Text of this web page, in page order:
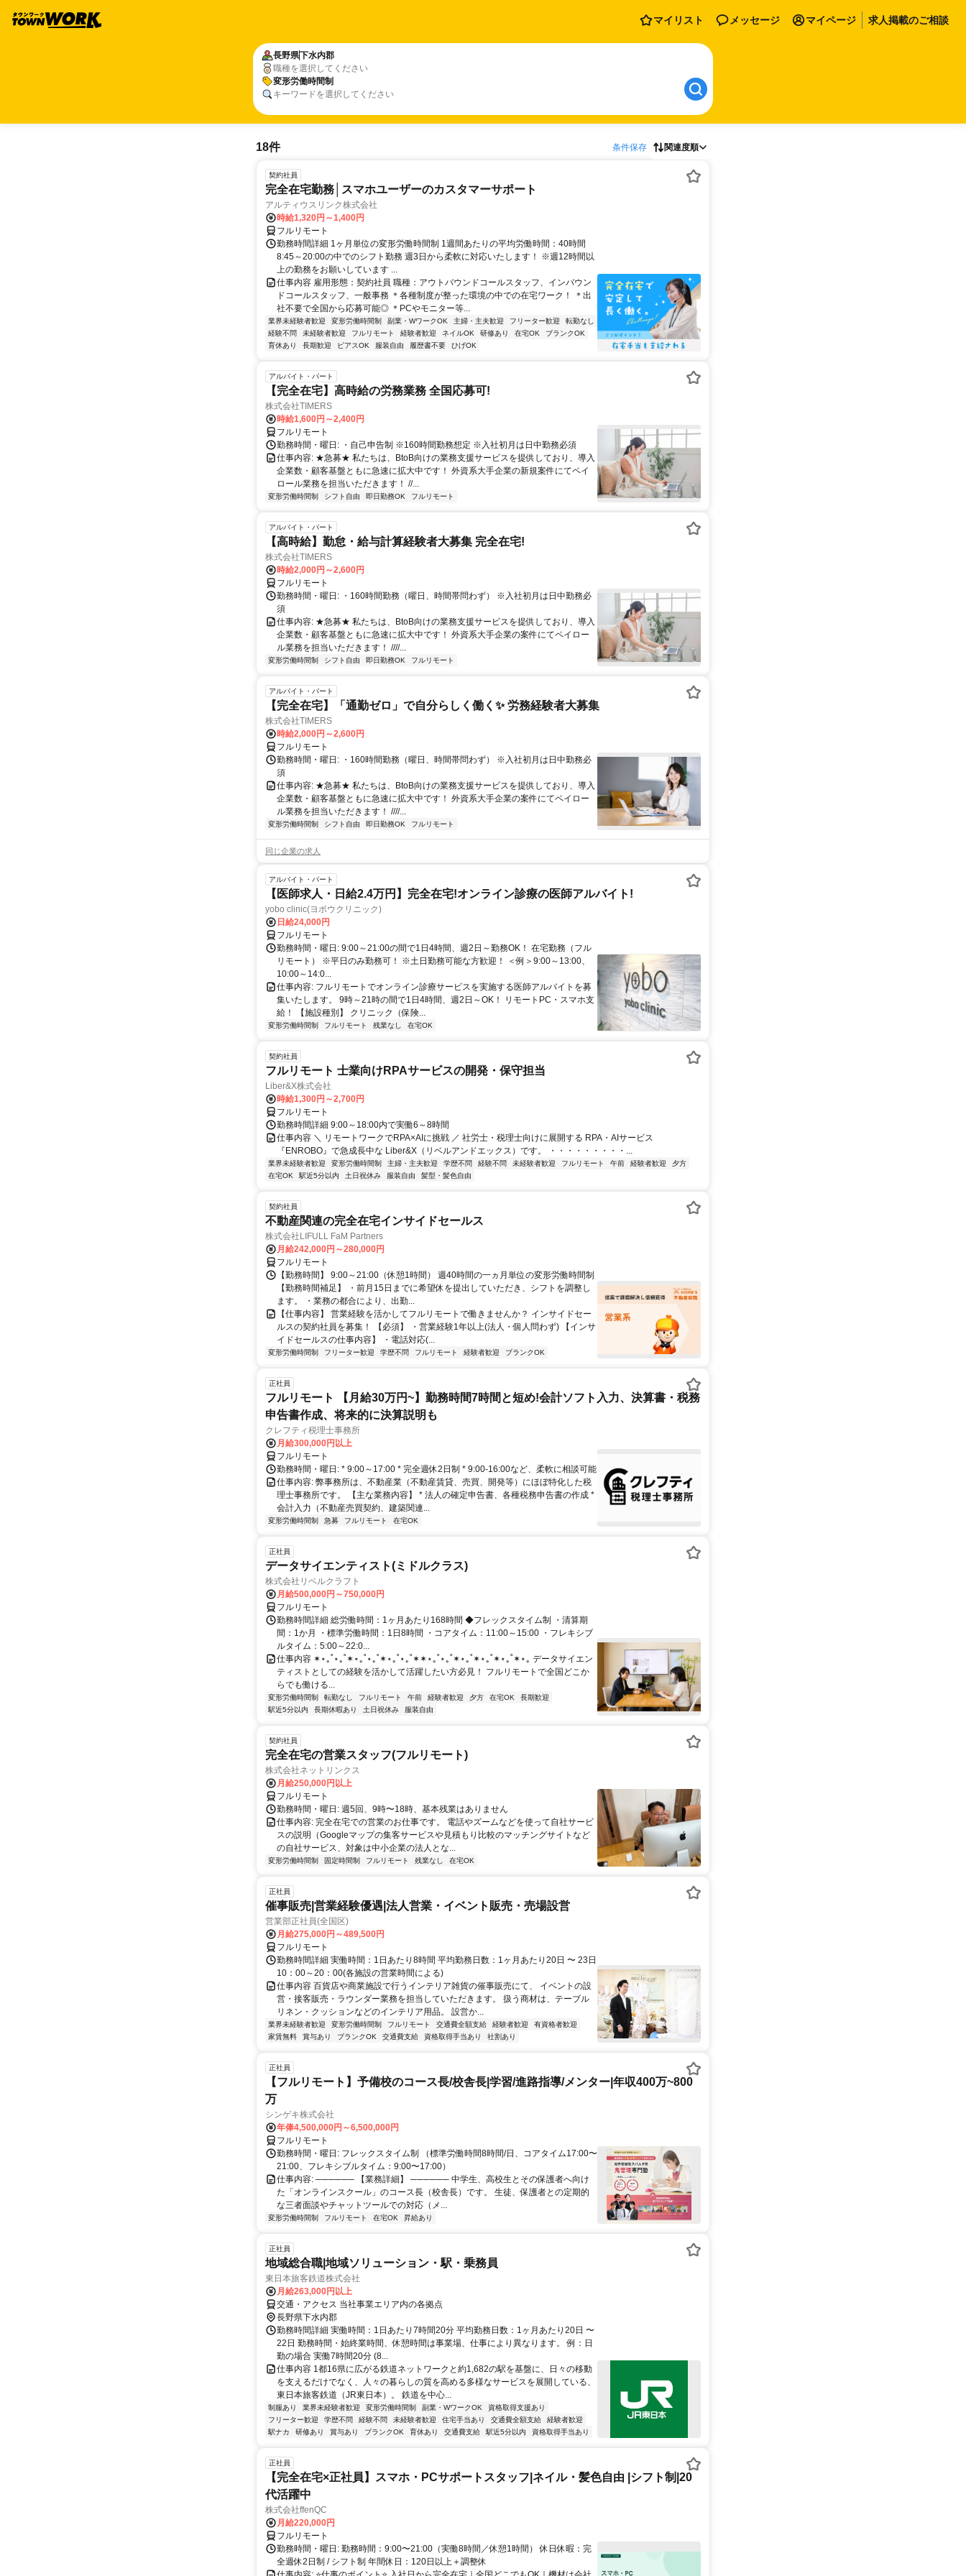
マイリスト メッセージ マイページ 求人掲載のご相談
長野県下水内郡
職種を選択してください
変形労働時間制
キーワードを選択してください
18件 条件保存 関連度順
契約社員
完全在宅勤務│スマホユーザーのカスタマーサポート
アルティウスリンク株式会社
時給1,320円～1,400円
フルリモート
勤務時間詳細 1ヶ月単位の変形労働時間制 1週間あたりの平均労働時間：40時間
8:45～20:00の中でのシフト勤務 週3日から柔軟に対応いたします！ ※週12時間以
上の勤務をお願いしています ...
仕事内容 雇用形態：契約社員 職種：アウトバウンドコールスタッフ、インバウン
ドコールスタッフ、一般事務 ＊各種制度が整った環境の中での在宅ワーク！ ＊出
社不要で全国から応募可能◎ ＊PCやモニター等...
業界未経験者歓迎 変形労働時間制 副業・WワークOK 主婦・主夫歓迎 フリーター歓迎
転勤なし
経験不問
未経験者歓迎 フルリモート 経験者歓迎 ネイルOK 研修あり 在宅OK
ブランクOK
育休あり
長期歓迎 ピアスOK 服装自由 履歴書不要 ひげOK
アルバイト・パート
【完全在宅】高時給の労務業務 全国応募可!
株式会社TIMERS
時給1,600円～2,400円
フルリモート
勤務時間・曜日: ・自己申告制 ※160時間勤務想定 ※入社初月は日中勤務必須
仕事内容: ★急募★ 私たちは、BtoB向けの業務支援サービスを提供しており、導入
企業数・顧客基盤ともに急速に拡大中です！ 外資系大手企業の新規案件にてペイ
ロール業務を担当いただきます！ //...
変形労働時間制 シフト自由 即日勤務OK フルリモート
アルバイト・パート
【高時給】勤怠・給与計算経験者大募集 完全在宅!
株式会社TIMERS
時給2,000円～2,600円
フルリモート
勤務時間・曜日: ・160時間勤務（曜日、時間帯問わず） ※入社初月は日中勤務必
須
仕事内容: ★急募★ 私たちは、BtoB向けの業務支援サービスを提供しており、導入
企業数・顧客基盤ともに急速に拡大中です！ 外資系大手企業の案件にてペイロー
ル業務を担当いただきます！ ////...
変形労働時間制 シフト自由 即日勤務OK フルリモート
アルバイト・パート
【完全在宅】「通勤ゼロ」で自分らしく働く✨ 労務経験者大募集
株式会社TIMERS
時給2,000円～2,600円
フルリモート
勤務時間・曜日: ・160時間勤務（曜日、時間帯問わず） ※入社初月は日中勤務必
須
仕事内容: ★急募★ 私たちは、BtoB向けの業務支援サービスを提供しており、導入
企業数・顧客基盤ともに急速に拡大中です！ 外資系大手企業の案件にてペイロー
ル業務を担当いただきます！ ////...
変形労働時間制 シフト自由 即日勤務OK フルリモート
同じ企業の求人
アルバイト・パート
【医師求人・日給2.4万円】完全在宅!オンライン診療の医師アルバイト!
yobo clinic(ヨボウクリニック)
日給24,000円
フルリモート
勤務時間・曜日: 9:00～21:00の間で1日4時間、週2日～勤務OK！ 在宅勤務（フル
リモート） ※平日のみ勤務可！ ※土日勤務可能な方歓迎！ ＜例＞9:00～13:00、
10:00～14:0...
仕事内容: フルリモートでオンライン診療サービスを実施する医師アルバイトを募
集いたします。 9時～21時の間で1日4時間、週2日～OK！ リモートPC・スマホ支
給！ 【施設種別】 クリニック（保険...
変形労働時間制 フルリモート 残業なし 在宅OK
契約社員
フルリモート 士業向けRPAサービスの開発・保守担当
Liber&X株式会社
時給1,300円～2,700円
フルリモート
勤務時間詳細 9:00～18:00内で実働6～8時間
仕事内容 ＼ リモートワークでRPA×AIに挑戦 ／ 社労士・税理士向けに展開する RPA・AIサービス
『ENROBO』で急成長中な Liber&X（リベルアンドエックス）です。 ・・・・・・・・・...
業界未経験者歓迎 変形労働時間制 主婦・主夫歓迎 学歴不問 経験不問 未経験者歓迎 フルリモート 午前 経験者歓迎
夕方
在宅OK
駅近5分以内 土日祝休み 服装自由 髪型・髪色自由
契約社員
不動産関連の完全在宅インサイドセールス
株式会社LIFULL FaM Partners
月給242,000円～280,000円
フルリモート
【勤務時間】 9:00～21:00（休憩1時間） 週40時間の一ヵ月単位の変形労働時間制
【勤務時間補足】 ・前月15日までに希望休を提出していただき、シフトを調整し
ます。 ・業務の都合により、出勤...
【仕事内容】 営業経験を活かしてフルリモートで働きませんか？ インサイドセー
ルスの契約社員を募集！ 【必須】 ・営業経験1年以上(法人・個人問わず) 【インサ
イドセールスの仕事内容】 ・電話対応(...
変形労働時間制 フリーター歓迎 学歴不問 フルリモート 経験者歓迎 ブランクOK
正社員
フルリモート 【月給30万円~】勤務時間7時間と短め!会計ソフト入力、決算書・税務
申告書作成、将来的に決算説明も
クレフティ税理士事務所
月給300,000円以上
フルリモート
勤務時間・曜日: * 9:00～17:00 * 完全週休2日制 * 9:00-16:00など、柔軟に相談可能
仕事内容: 弊事務所は、不動産業（不動産賃貸、売買、開発等）にほぼ特化した税
理士事務所です。 【主な業務内容】 * 法人の確定申告書、各種税務申告書の作成 *
会計入力（不動産売買契約、建築関連...
変形労働時間制 急募 フルリモート 在宅OK
正社員
データサイエンティスト(ミドルクラス)
株式会社リベルクラフト
月給500,000円～750,000円
フルリモート
勤務時間詳細 総労働時間：1ヶ月あたり168時間 ◆フレックスタイム制 ・清算期
間：1か月 ・標準労働時間：1日8時間 ・コアタイム：11:00～15:00 ・フレキシブ
ルタイム：5:00～22:0...
仕事内容 ✶⋆｡˚⋆｡˚✶⋆｡˚⋆｡˚✶⋆｡˚⋆｡˚✶✶⋆｡˚⋆｡˚✶⋆｡˚✶⋆｡˚✶⋆｡˚✶⋆｡ データサイエン
ティストとしての経験を活かして活躍したい方必見！ フルリモートで全国どこか
らでも働ける...
変形労働時間制 転勤なし フルリモート 午前 経験者歓迎 夕方 在宅OK
長期歓迎
駅近5分以内
長期休暇あり 土日祝休み 服装自由
契約社員
完全在宅の営業スタッフ(フルリモート)
株式会社ネットリンクス
月給250,000円以上
フルリモート
勤務時間・曜日: 週5回、9時〜18時、基本残業はありません
仕事内容: 完全在宅での営業のお仕事です。 電話やズームなどを使って自社サービ
スの説明（Googleマップの集客サービスや見積もり比較のマッチングサイトなど
の自社サービス、対象は中小企業の法人とな...
変形労働時間制 固定時間制 フルリモート 残業なし 在宅OK
正社員
催事販売|営業経験優遇|法人営業・イベント販売・売場設営
営業部正社員(全国区)
月給275,000円～489,500円
フルリモート
勤務時間詳細 実働時間：1日あたり8時間 平均勤務日数：1ヶ月あたり20日 〜 23日
10：00～20：00(各施設の営業時間による)
仕事内容 百貨店や商業施設で行うインテリア雑貨の催事販売にて、 イベントの設
営・接客販売・ラウンダー業務を担当していただきます。 扱う商材は、テーブル
リネン・クッションなどのインテリア用品。 設営か...
業界未経験者歓迎 変形労働時間制 フルリモート 交通費全額支給 経験者歓迎
有資格者歓迎
家賃無料
賞与あり ブランクOK 交通費支給 資格取得手当あり 社割あり
正社員
【フルリモート】予備校のコース長/校舎長|学習/進路指導/メンター|年収400万~800
万
シンゲキ株式会社
年俸4,500,000円～6,500,000円
フルリモート
勤務時間・曜日: フレックスタイム制 （標準労働時間8時間/日、コアタイム17:00〜
21:00、フレキシブルタイム：9:00〜17:00）
仕事内容: ────── 【業務詳細】 ────── 中学生、高校生とその保護者へ向け
た「オンラインスクール」のコース長（校舎長）です。 生徒、保護者との定期的
な三者面談やチャットツールでの対応（メ...
変形労働時間制 フルリモート 在宅OK 昇給あり
正社員
地域総合職|地域ソリューション・駅・乗務員
東日本旅客鉄道株式会社
月給263,000円以上
交通・アクセス 当社事業エリア内の各拠点
長野県下水内郡
勤務時間詳細 実働時間：1日あたり7時間20分 平均勤務日数：1ヶ月あたり20日 〜
22日 勤務時間・始終業時間、休憩時間は事業場、仕事により異なります。 例：日
勤の場合 実働7時間20分 (8...
仕事内容 1都16県に広がる鉄道ネットワークと約1,682の駅を基盤に、日々の移動
を支えるだけでなく、人々の暮らしの質を高める多様なサービスを展開している、
東日本旅客鉄道（JR東日本）。 鉄道を中心...
制服あり 業界未経験者歓迎 変形労働時間制 副業・WワークOK
資格取得支援あり
フリーター歓迎
学歴不問 経験不問 未経験者歓迎 住宅手当あり 交通費全額支給
経験者歓迎
駅ナカ
研修あり 賞与あり ブランクOK 育休あり 交通費支給 駅近5分以内 資格取得手当あり
正社員
【完全在宅×正社員】スマホ・PCサポートスタッフ|ネイル・髪色自由 |シフト制|20
代活躍中
株式会社ffenQC
月給220,000円
フルリモート
勤務時間・曜日: 勤務時間：9:00〜21:00（実働8時間／休憩1時間） 休日休暇：完
全週休2日制 / シフト制 年間休日：120日以上＋調整休